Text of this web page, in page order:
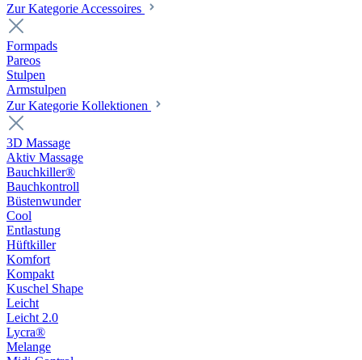
Zur Kategorie Accessoires
Formpads
Pareos
Stulpen
Armstulpen
Zur Kategorie Kollektionen
3D Massage
Aktiv Massage
Bauchkiller®
Bauchkontroll
Büstenwunder
Cool
Entlastung
Hüftkiller
Komfort
Kompakt
Kuschel Shape
Leicht
Leicht 2.0
Lycra®
Melange